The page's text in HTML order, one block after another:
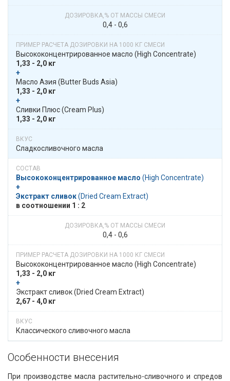
0,4 - 0,6
Высоко­­концентри­рован­ное масло​​ (High Concentrate)
1,33 - 2,0 кг
+
​​ Масло Азия​​ (Butter Buds Asia)
1,33 - 2,0 кг
+
​​ Сливки Плюс​​ (Cream Plus)
1,33 - 2,0 кг
Сладкосливочного масла
Высоко­­концентри­рован­ное масло ​​ (High Concentrate)
+
Экстракт сливок​​ (Dried Cream Extract)
в​​ соотношении​​ 1 : 2
0,4 - 0,6
Высоко­­концентри­рован­ное масло​​ (High Concentrate)
1,33 - 2,0 кг
+
​​ Экстракт сливок​​ (Dried Cream Extract)
2,67 - 4,0 кг
Классического сливочного масла
Особенности внесения​​
При производстве масла растительно-сливочного и спредов